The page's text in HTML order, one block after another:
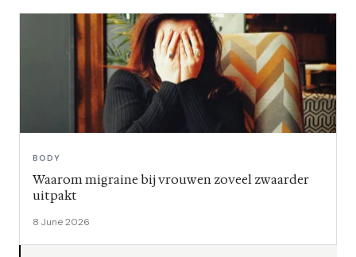
BODY
Waarom migraine bij vrouwen zoveel zwaarder
uitpakt
8 June 2026